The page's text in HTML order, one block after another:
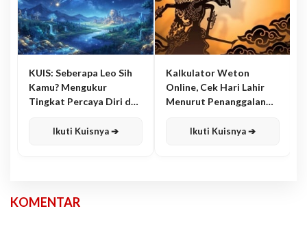
KUIS: Seberapa Leo Sih
Kamu? Mengukur
Tingkat Percaya Diri dan
Ikuti Kuisnya ➔
Kalkulator Weton
Online, Cek Hari Lahir
Menurut Penanggalan
Ikuti Kuisnya ➔
KOMENTAR